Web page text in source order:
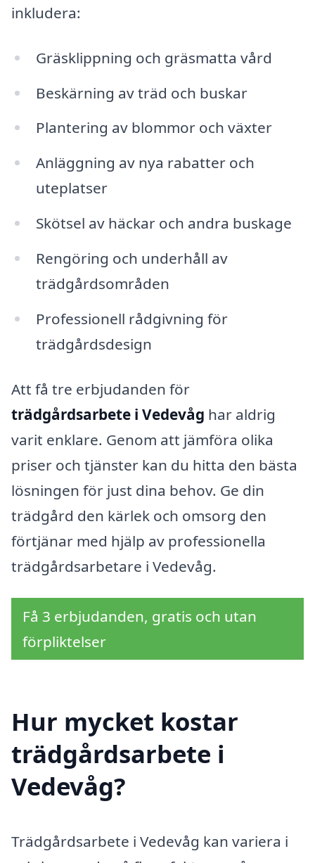
inkludera:
Gräsklippning och gräsmatta vård
Beskärning av träd och buskar
Plantering av blommor och växter
Anläggning av nya rabatter och
uteplatser
Skötsel av häckar och andra buskage
Rengöring och underhåll av
trädgårdsområden
Professionell rådgivning för
trädgårdsdesign
Att få tre erbjudanden för
trädgårdsarbete i Vedevåg har aldrig
varit enklare. Genom att jämföra olika
priser och tjänster kan du hitta den bästa
lösningen för just dina behov. Ge din
trädgård den kärlek och omsorg den
förtjänar med hjälp av professionella
trädgårdsarbetare i Vedevåg.
Få 3 erbjudanden, gratis och utan
förpliktelser
Hur mycket kostar
trädgårdsarbete i
Vedevåg?
Trädgårdsarbete i Vedevåg kan variera i